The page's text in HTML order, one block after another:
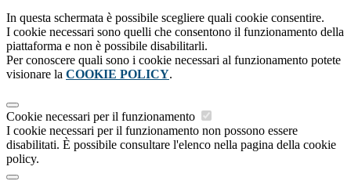
In questa schermata è possibile scegliere quali cookie consentire.
I cookie necessari sono quelli che consentono il funzionamento della
piattaforma e non è possibile disabilitarli.
Per conoscere quali sono i cookie necessari al funzionamento potete
visionare la COOKIE POLICY.
Cookie necessari per il funzionamento
I cookie necessari per il funzionamento non possono essere
disabilitati. È possibile consultare l'elenco nella pagina della cookie
policy.